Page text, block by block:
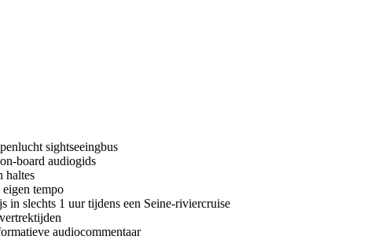
sightseeingbus
board audiogids
haltes
eigen tempo
in slechts 1 uur tijdens een Seine-riviercruise
audiocommentaar